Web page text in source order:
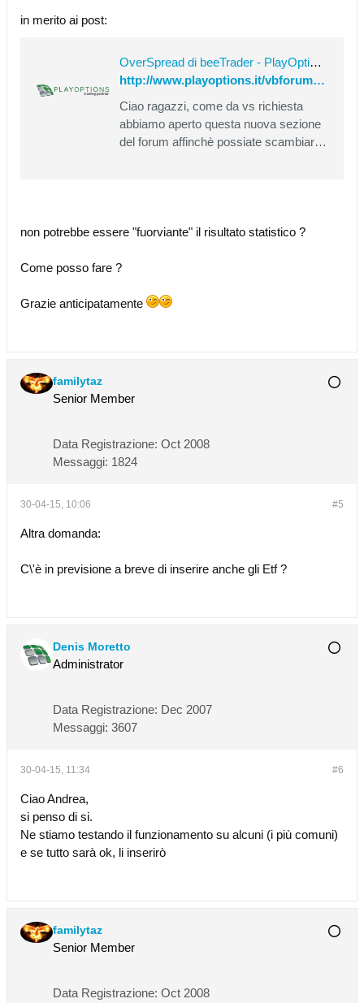
in merito ai post:
OverSpread di beeTrader - PlayOptions Forums
http://www.playoptions.it/vbforum/showthread.php?4454-OverSpread-di-beeTrader&p=83055&viewfull=1#post83055
Ciao ragazzi, come da vs richiesta
abbiamo aperto questa nuova sezione
del forum affinchè possiate scambiare
considerazione del fatto che sono legati
non potrebbe essere "fuorviante" il risultato statistico ?
Come posso fare ?
Grazie anticipatamente
familytaz
Senior Member
Data Registrazione: Oct 2008
Messaggi: 1824
#5
30-04-15, 10:06
Altra domanda:
C\'è in previsione a breve di inserire anche gli Etf ?
Denis Moretto
Administrator
Data Registrazione: Dec 2007
Messaggi: 3607
#6
30-04-15, 11:34
Ciao Andrea,
si penso di si.
Ne stiamo testando il funzionamento su alcuni (i più comuni)
e se tutto sarà ok, li inserirò
familytaz
Senior Member
Data Registrazione: Oct 2008